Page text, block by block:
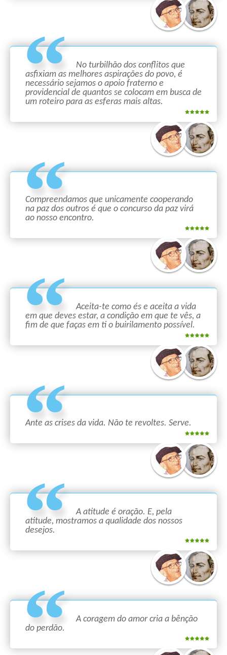
No turbilhão dos conflitos que
asfixiam as melhores aspirações do povo, é
necessário sejamos o apoio fraterno e
providencial de quantos se colocam em busca de
um roteiro para as esferas mais altas.
Compreendamos que unicamente cooperando
na paz dos outros é que o concurso da paz virá
ao nosso encontro.
Aceita-te como és e aceita a vida
em que deves estar, a condição em que te vês, a
fim de que faças em ti o buirilamento possível.
Ante as crises da vida. Não te revoltes. Serve.
A atitude é oração. E, pela
atitude, mostramos a qualidade dos nossos
desejos.
A coragem do amor cria a bênção
do perdão.